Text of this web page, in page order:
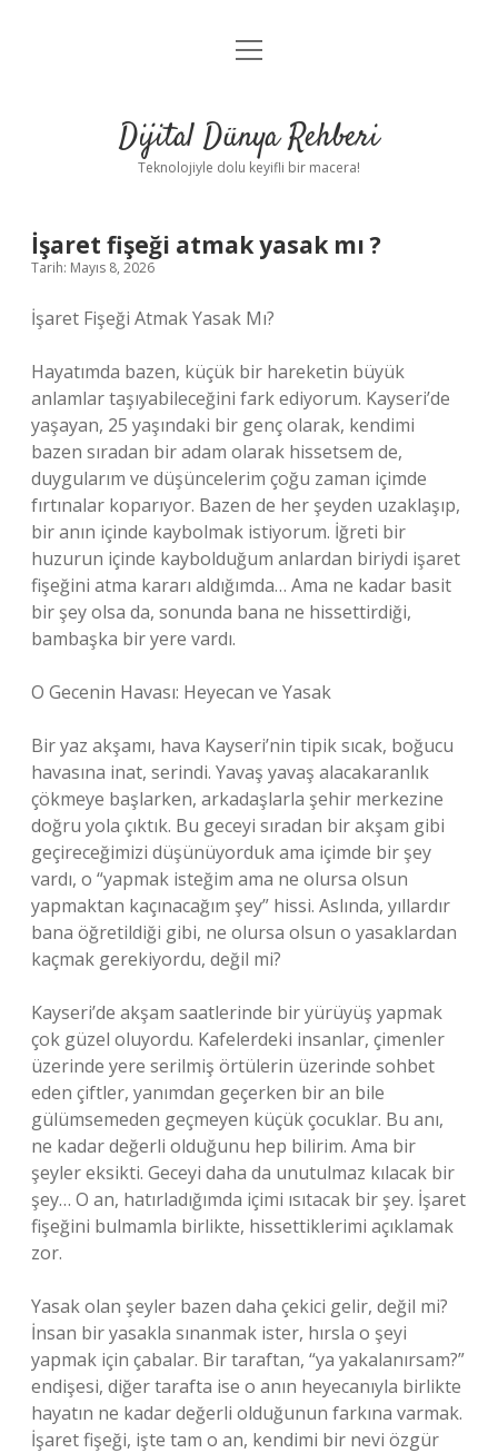
Anasayfa
Yasal Uyarı
menüyü
Dijital Dünya Rehberi
Teknolojiyle dolu keyifli bir macera!
İşaret fişeği atmak yasak mı ?
Tarih: Mayıs 8, 2026
İşaret Fişeği Atmak Yasak Mı?
Hayatımda bazen, küçük bir hareketin büyük
anlamlar taşıyabileceğini fark ediyorum. Kayseri’de
yaşayan, 25 yaşındaki bir genç olarak, kendimi
bazen sıradan bir adam olarak hissetsem de,
duygularım ve düşüncelerim çoğu zaman içimde
fırtınalar koparıyor. Bazen de her şeyden uzaklaşıp,
bir anın içinde kaybolmak istiyorum. İğreti bir
huzurun içinde kaybolduğum anlardan biriydi işaret
fişeğini atma kararı aldığımda… Ama ne kadar basit
bir şey olsa da, sonunda bana ne hissettirdiği,
bambaşka bir yere vardı.
O Gecenin Havası: Heyecan ve Yasak
Bir yaz akşamı, hava Kayseri’nin tipik sıcak, boğucu
havasına inat, serindi. Yavaş yavaş alacakaranlık
çökmeye başlarken, arkadaşlarla şehir merkezine
doğru yola çıktık. Bu geceyi sıradan bir akşam gibi
geçireceğimizi düşünüyorduk ama içimde bir şey
vardı, o “yapmak isteğim ama ne olursa olsun
yapmaktan kaçınacağım şey” hissi. Aslında, yıllardır
bana öğretildiği gibi, ne olursa olsun o yasaklardan
kaçmak gerekiyordu, değil mi?
Kayseri’de akşam saatlerinde bir yürüyüş yapmak
çok güzel oluyordu. Kafelerdeki insanlar, çimenler
üzerinde yere serilmiş örtülerin üzerinde sohbet
eden çiftler, yanımdan geçerken bir an bile
gülümsemeden geçmeyen küçük çocuklar. Bu anı,
ne kadar değerli olduğunu hep bilirim. Ama bir
şeyler eksikti. Geceyi daha da unutulmaz kılacak bir
şey… O an, hatırladığımda içimi ısıtacak bir şey. İşaret
fişeğini bulmamla birlikte, hissettiklerimi açıklamak
zor.
Yasak olan şeyler bazen daha çekici gelir, değil mi?
İnsan bir yasakla sınanmak ister, hırsla o şeyi
yapmak için çabalar. Bir taraftan, “ya yakalanırsam?”
endişesi, diğer tarafta ise o anın heyecanıyla birlikte
hayatın ne kadar değerli olduğunun farkına varmak.
İşaret fişeği, işte tam o an, kendimi bir nevi özgür